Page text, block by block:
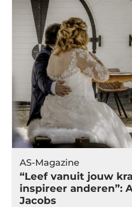
AS-Magazine
“Leef vanuit jouw
inspireer anderen”:
Jacobs